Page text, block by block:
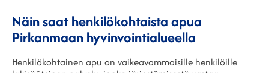
Näin saat henkilökohtaista apua
Pirkanmaan hyvinvointialueella
Henkilökohtainen apu on vaikeavammaisille henkilöille